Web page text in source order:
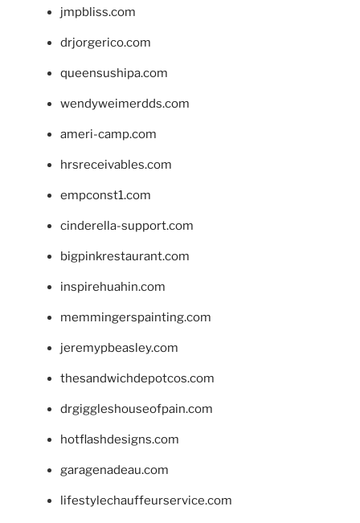
jmpbliss.com
drjorgerico.com
queensushipa.com
wendyweimerdds.com
ameri-camp.com
hrsreceivables.com
empconst1.com
cinderella-support.com
bigpinkrestaurant.com
inspirehuahin.com
memmingerspainting.com
jeremypbeasley.com
thesandwichdepotcos.com
drgiggleshouseofpain.com
hotflashdesigns.com
garagenadeau.com
lifestylechauffeurservice.com